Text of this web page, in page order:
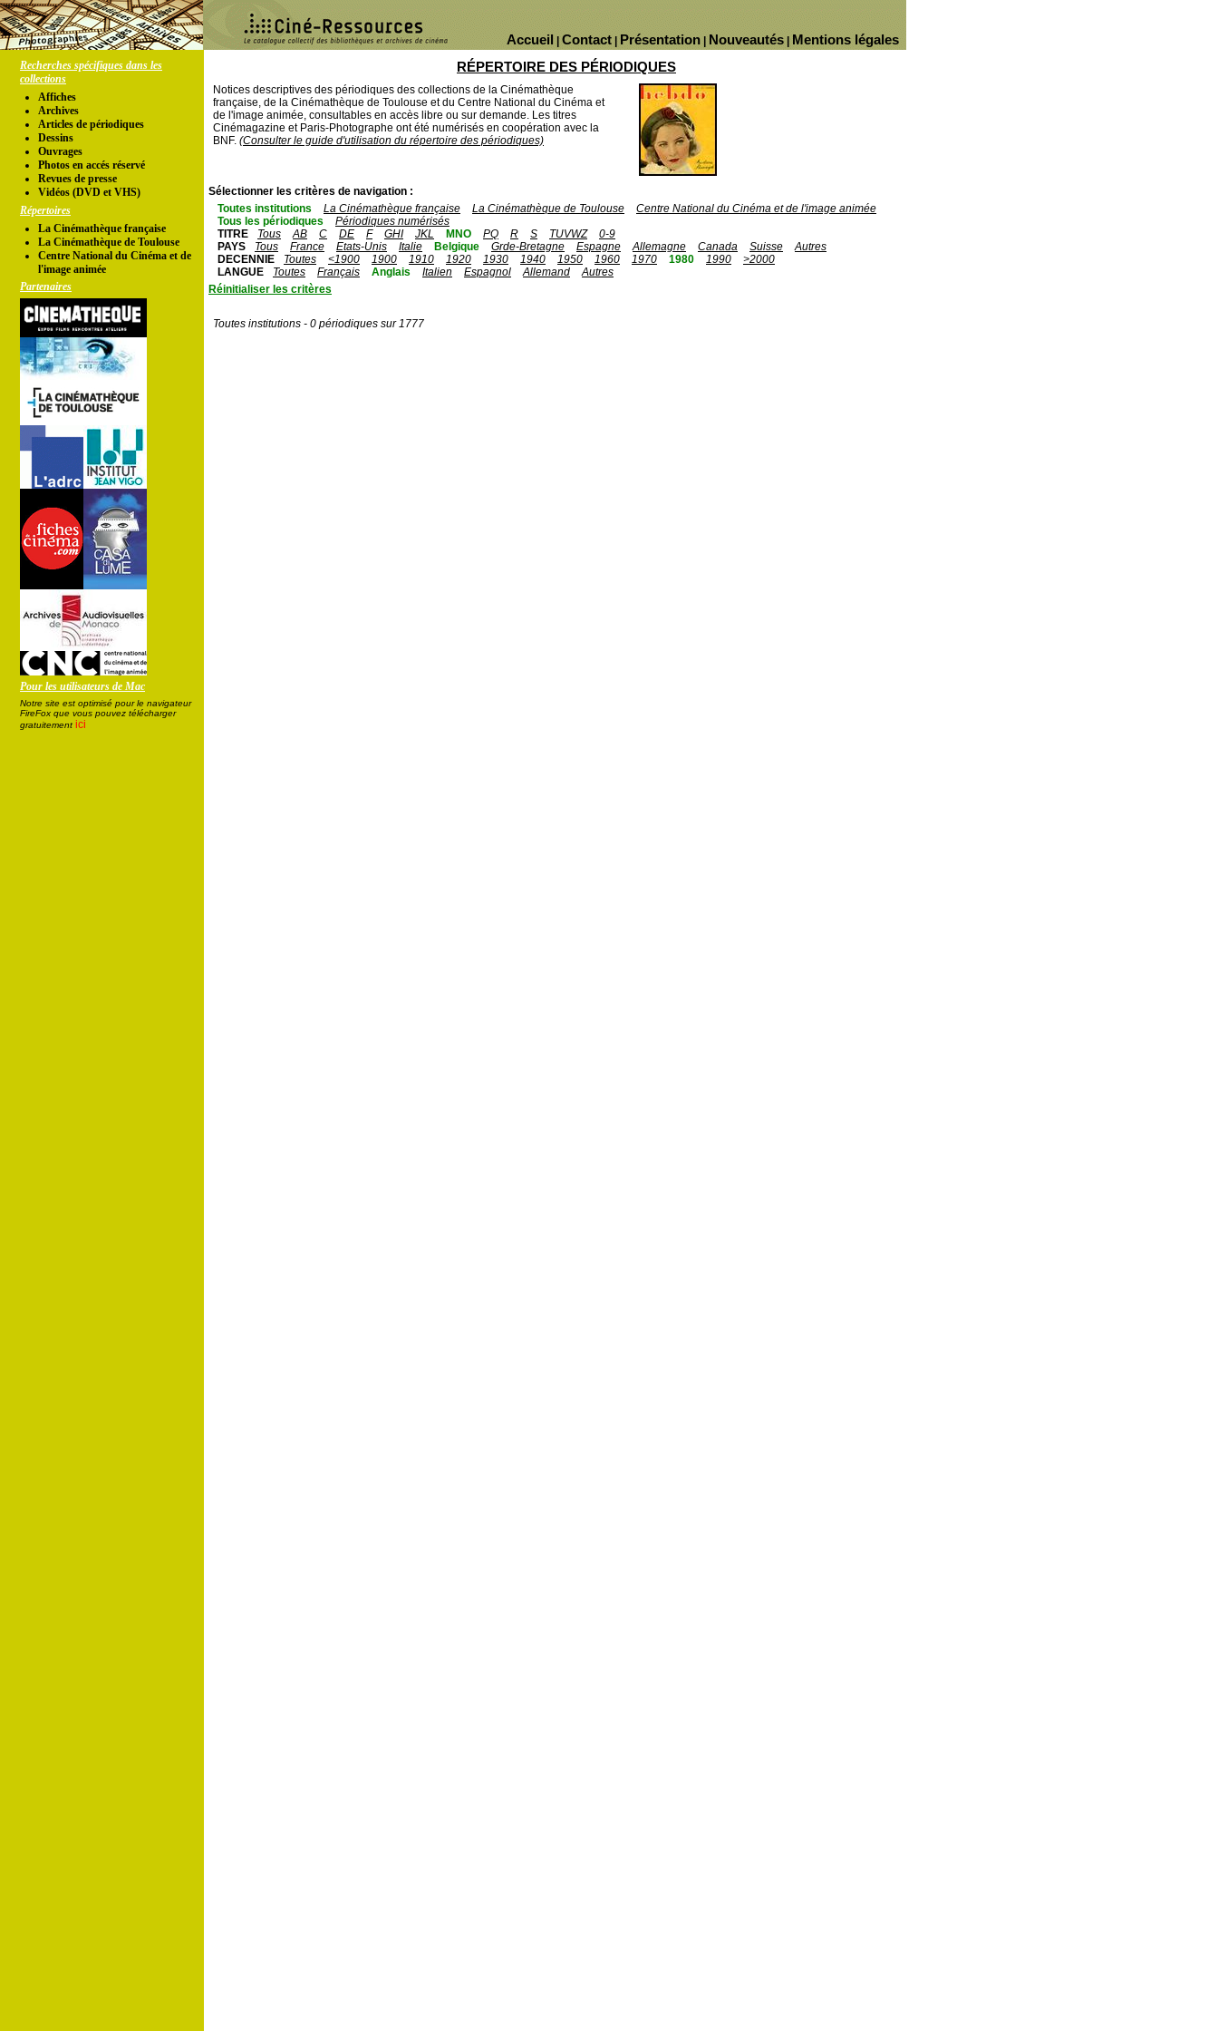
Mentions légales
Nouveautés
Présentation
Contact
Accueil
Recherches spécifiques dans les
collections
Affiches
Archives
Articles de périodiques
Dessins
Ouvrages
Photos en accés réservé
Revues de presse
Vidéos (DVD et VHS)
Répertoires
La Cinémathèque française
La Cinémathèque de Toulouse
Centre National du Cinéma et de
l'image animée
Partenaires
Pour les utilisateurs de Mac
Notre site est optimisé pour le navigateur
FireFox que vous pouvez télécharger
gratuitement ici
RÉPERTOIRE DES PÉRIODIQUES
Notices descriptives des périodiques des collections de la Cinémathèque
française, de la Cinémathèque de Toulouse et du Centre National du Cinéma et
de l'image animée, consultables en accès libre ou sur demande. Les titres
Cinémagazine et Paris-Photographe ont été numérisés en coopération avec la
BNF. (Consulter le guide d'utilisation du répertoire des périodiques)
Sélectionner les critères de navigation :
Toutes institutions
La Cinémathèque française La Cinémathèque de Toulouse
Centre National du Cinéma et de l'image animée
Tous les périodiques
Périodiques numérisés
TITRE
Tous AB C DE F GHI JKL MNO PQ R S TUVWZ
0-9
PAYS
Tous France Etats-Unis Italie Belgique Grde-Bretagne Espagne Allemagne Canada Suisse
Autres
DECENNIE
Toutes <1900 1900 1910 1920 1930 1940 1950 1960 1970 1980 1990
>2000
LANGUE
Toutes Français Anglais Italien Espagnol Allemand
Autres
Réinitialiser les critères
Toutes institutions - 0 périodiques sur 1777